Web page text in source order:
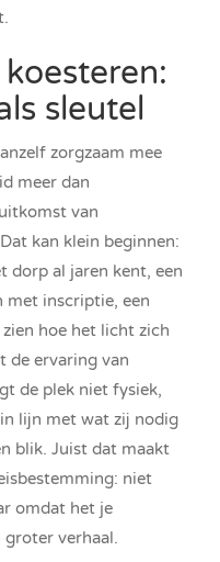
sleutel
zorgzaam mee
meer dan
van
kan klein beginnen:
dorp al jaren kent, een
met inscriptie, een
hoe het licht zich
de ervaring van
de plek niet fysiek,
lijn met wat zij nodig
blik. Juist dat maakt
niet
omdat het je
verhaal.